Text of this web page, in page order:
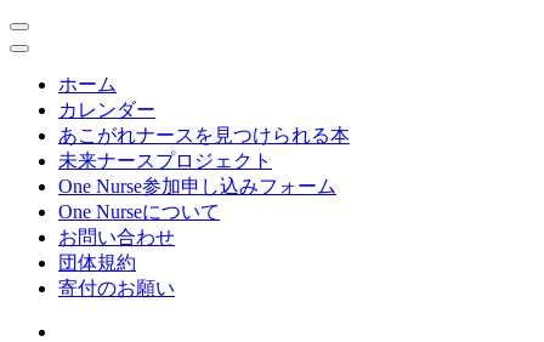
ホーム
カレンダー
あこがれナースを見つけられる本
未来ナースプロジェクト
One Nurse参加申し込みフォーム
One Nurseについて
お問い合わせ
団体規約
寄付のお願い